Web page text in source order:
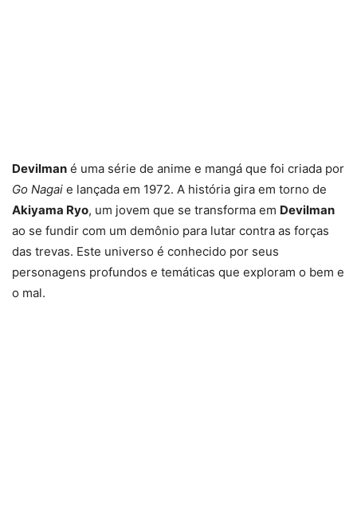
Devilman é uma série de anime e mangá que foi criada por
Go Nagai e lançada em 1972. A história gira em torno de
Akiyama Ryo, um jovem que se transforma em Devilman
ao se fundir com um demônio para lutar contra as forças
das trevas. Este universo é conhecido por seus
personagens profundos e temáticas que exploram o bem e
o mal.